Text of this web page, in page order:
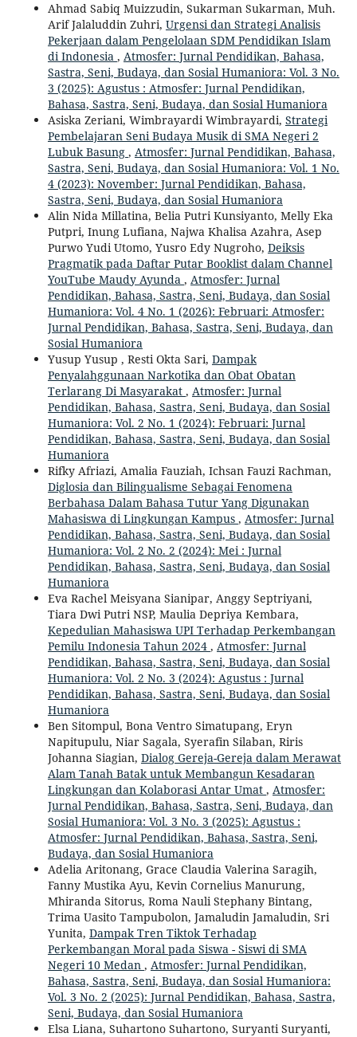
Ahmad Sabiq Muizzudin, Sukarman Sukarman, Muh.
Arif Jalaluddin Zuhri, Urgensi dan Strategi Analisis
Pekerjaan dalam Pengelolaan SDM Pendidikan Islam
di Indonesia , Atmosfer: Jurnal Pendidikan, Bahasa,
Sastra, Seni, Budaya, dan Sosial Humaniora: Vol. 3 No.
3 (2025): Agustus : Atmosfer: Jurnal Pendidikan,
Bahasa, Sastra, Seni, Budaya, dan Sosial Humaniora
Asiska Zeriani, Wimbrayardi Wimbrayardi, Strategi
Pembelajaran Seni Budaya Musik di SMA Negeri 2
Lubuk Basung , Atmosfer: Jurnal Pendidikan, Bahasa,
Sastra, Seni, Budaya, dan Sosial Humaniora: Vol. 1 No.
4 (2023): November: Jurnal Pendidikan, Bahasa,
Sastra, Seni, Budaya, dan Sosial Humaniora
Alin Nida Millatina, Belia Putri Kunsiyanto, Melly Eka
Putpri, Inung Lufiana, Najwa Khalisa Azahra, Asep
Purwo Yudi Utomo, Yusro Edy Nugroho, Deiksis
Pragmatik pada Daftar Putar Booklist dalam Channel
YouTube Maudy Ayunda , Atmosfer: Jurnal
Pendidikan, Bahasa, Sastra, Seni, Budaya, dan Sosial
Humaniora: Vol. 4 No. 1 (2026): Februari: Atmosfer:
Jurnal Pendidikan, Bahasa, Sastra, Seni, Budaya, dan
Sosial Humaniora
Yusup Yusup , Resti Okta Sari, Dampak
Penyalahggunaan Narkotika dan Obat Obatan
Terlarang Di Masyarakat , Atmosfer: Jurnal
Pendidikan, Bahasa, Sastra, Seni, Budaya, dan Sosial
Humaniora: Vol. 2 No. 1 (2024): Februari: Jurnal
Pendidikan, Bahasa, Sastra, Seni, Budaya, dan Sosial
Humaniora
Rifky Afriazi, Amalia Fauziah, Ichsan Fauzi Rachman,
Diglosia dan Bilingualisme Sebagai Fenomena
Berbahasa Dalam Bahasa Tutur Yang Digunakan
Mahasiswa di Lingkungan Kampus , Atmosfer: Jurnal
Pendidikan, Bahasa, Sastra, Seni, Budaya, dan Sosial
Humaniora: Vol. 2 No. 2 (2024): Mei : Jurnal
Pendidikan, Bahasa, Sastra, Seni, Budaya, dan Sosial
Humaniora
Eva Rachel Meisyana Sianipar, Anggy Septriyani,
Tiara Dwi Putri NSP, Maulia Depriya Kembara,
Kepedulian Mahasiswa UPI Terhadap Perkembangan
Pemilu Indonesia Tahun 2024 , Atmosfer: Jurnal
Pendidikan, Bahasa, Sastra, Seni, Budaya, dan Sosial
Humaniora: Vol. 2 No. 3 (2024): Agustus : Jurnal
Pendidikan, Bahasa, Sastra, Seni, Budaya, dan Sosial
Humaniora
Ben Sitompul, Bona Ventro Simatupang, Eryn
Napitupulu, Niar Sagala, Syerafin Silaban, Riris
Johanna Siagian, Dialog Gereja-Gereja dalam Merawat
Alam Tanah Batak untuk Membangun Kesadaran
Lingkungan dan Kolaborasi Antar Umat , Atmosfer:
Jurnal Pendidikan, Bahasa, Sastra, Seni, Budaya, dan
Sosial Humaniora: Vol. 3 No. 3 (2025): Agustus :
Atmosfer: Jurnal Pendidikan, Bahasa, Sastra, Seni,
Budaya, dan Sosial Humaniora
Adelia Aritonang, Grace Claudia Valerina Saragih,
Fanny Mustika Ayu, Kevin Cornelius Manurung,
Mhiranda Sitorus, Roma Nauli Stephany Bintang,
Trima Uasito Tampubolon, Jamaludin Jamaludin, Sri
Yunita, Dampak Tren Tiktok Terhadap
Perkembangan Moral pada Siswa - Siswi di SMA
Negeri 10 Medan , Atmosfer: Jurnal Pendidikan,
Bahasa, Sastra, Seni, Budaya, dan Sosial Humaniora:
Vol. 3 No. 2 (2025): Jurnal Pendidikan, Bahasa, Sastra,
Seni, Budaya, dan Sosial Humaniora
Elsa Liana, Suhartono Suhartono, Suryanti Suryanti,